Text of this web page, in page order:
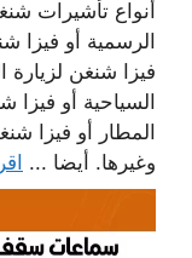
أنواع تأشيرات
الرسمية أو فيزا
فيزا شنغن لزيارة
السياحية أو فيزا
المطار أو فيزا
وغيرها. أيضا ...